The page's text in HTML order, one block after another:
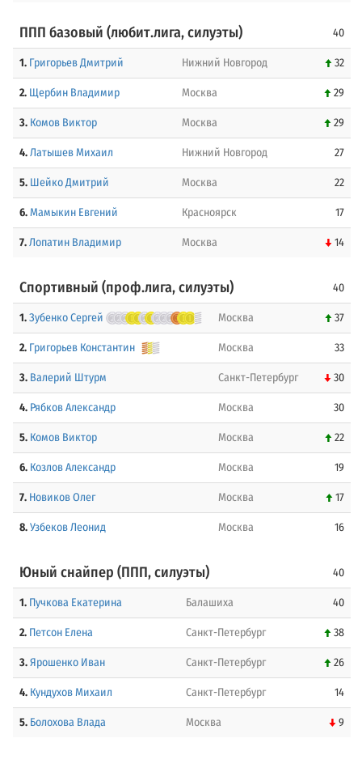
ППП базовый (любит.лига, силуэты) 40
1. Григорьев Дмитрий Нижний Новгород 32
2. Щербин Владимир Москва 29
3. Комов Виктор Москва 29
4.Латышев Михаил Нижний Новгород 27
5. Шейко Дмитрий Москва 22
6.Мамыкин Евгений Красноярск 17
7.Лопатин Владимир Москва 14
Спортивный (проф.лига, силуэты) 40
1.Зубенко Сергей Москва 37
2. Григорьев Константин Москва 33
3. Валерий Штурм Санкт-Петербург 30
4. Рябков Александр Москва 30
5. Комов Виктор Москва 22
6. Козлов Александр Москва 19
7. Новиков Олег Москва 17
8.Узбеков Леонид Москва 16
Юный снайпер (ППП, силуэты) 40
1. Пучкова Екатерина Балашиха 40
2. Петсон Елена Санкт-Петербург 38
3.Ярошенко Иван Санкт-Петербург 26
4. Кундухов Михаил Санкт-Петербург 14
5. Болохова Влада Москва 9